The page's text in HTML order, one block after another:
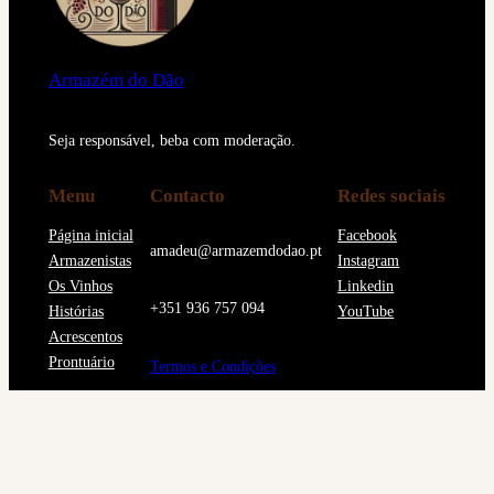
Armazém do Dão
Seja responsável, beba com moderação.
Menu
Página inicial
Armazenistas
Os Vinhos
Histórias
Acrescentos
Prontuário
Contacto
amadeu@armazemdodao.pt
+351 936 757 094
Termos e Condições
Redes sociais
Facebook
Instagram
Linkedin
YouTube